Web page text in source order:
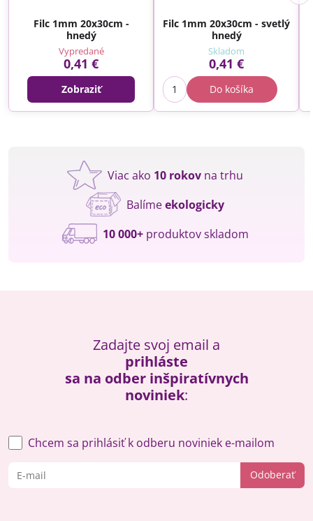
Filc 1mm 20x30cm -
hnedý
Vypredané
0,41 €
Zobraziť
Filc 1mm 20x30cm - svetlý
hnedý
Skladom
0,41 €
Do košíka
Viac ako 10 rokov na trhu
Balímeekologicky
10 000+produktov skladom
Zadajte svoj email a
prihláste
sa na odber inšpiratívnych
noviniek:
Odoberať
Chcem sa prihlásiť k odberu noviniek e-mailom